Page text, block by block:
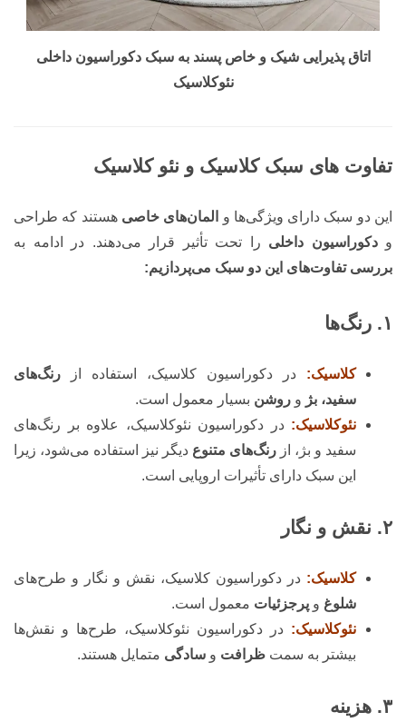
اتاق پذیرایی شیک و خاص پسند به سبک دکوراسیون داخلی
نئوکلاسیک
تفاوت های سبک کلاسیک و نئو کلاسیک
این دو سبک دارای ویژگی‌ها و المان‌های خاصی هستند که طراحی
ودکوراسیون داخلی را تحت تأثیر قرار می‌دهند. در ادامه به
بررسی تفاوت‌های این دو سبک می‌پردازیم:
۱. رنگ‌ها
کلاسیک: در دکوراسیون کلاسیک، استفاده از رنگ‌های
سفید، بژ و روشن بسیار معمول است.
نئوکلاسیک: در دکوراسیون نئوکلاسیک، علاوه بر رنگ‌های
سفید و بژ، از رنگ‌های متنوع دیگر نیز استفاده می‌شود، زیرا
این سبک دارای تأثیرات اروپایی است.
۲. نقش و نگار
کلاسیک: در دکوراسیون کلاسیک، نقش و نگار و طرح‌های
شلوغ و پرجزئیات معمول است.
نئوکلاسیک: در دکوراسیون نئوکلاسیک، طرح‌ها و نقش‌ها
بیشتر به سمت ظرافت و سادگی متمایل هستند.
۳. هزینه